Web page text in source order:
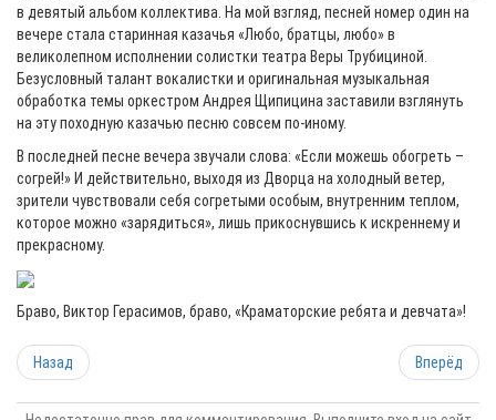
в девятый альбом коллектива. На мой взгляд, песней номер один на
вечере стала старинная казачья «Любо, братцы, любо» в
великолепном исполнении солистки театра Веры Трубициной.
Безусловный талант вокалистки и оригинальная музыкальная
обработка темы оркестром Андрея Щипицина заставили взглянуть
на эту походную казачью песню совсем по-иному.
В последней песне вечера звучали слова: «Если можешь обогреть –
согрей!» И действительно, выходя из Дворца на холодный ветер,
зрители чувствовали себя согретыми особым, внутренним теплом,
которое можно «зарядиться», лишь прикоснувшись к искреннему и
прекрасному.
Браво, Виктор Герасимов, браво, «Краматорские ребята и девчата»!
Назад Вперёд